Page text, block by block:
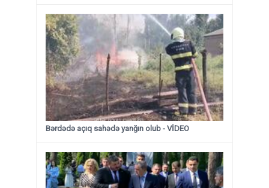
Bərdədə açıq sahədə yanğın olub - VİDEO